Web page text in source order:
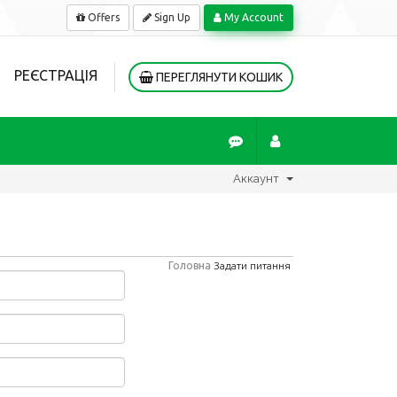
Offers Sign Up My Account
РЕЄСТРАЦІЯ ПЕРЕГЛЯНУТИ КОШИК
Аккаунт
Головна Задати питання